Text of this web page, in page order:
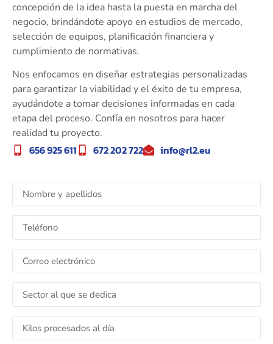
concepción de la idea hasta la puesta en marcha del
negocio, brindándote apoyo en estudios de mercado,
selección de equipos, planificación financiera y
cumplimiento de normativas.
Nos enfocamos en diseñar estrategias personalizadas
para garantizar la viabilidad y el éxito de tu empresa,
ayudándote a tomar decisiones informadas en cada
etapa del proceso. Confía en nosotros para hacer
realidad tu proyecto.
656 925 611 672 202 722 info@rl2.eu